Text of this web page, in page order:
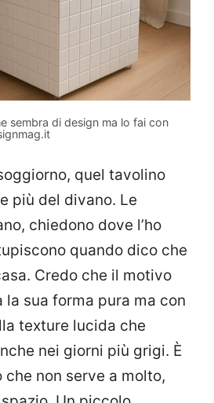
sembra di design ma lo fai con
quel tavolino
più del divano. Le
chiedono dove l’ho
quando dico che
Credo che il motivo
la sua forma pura ma con
texture lucida che
nei giorni più grigi. È
non serve a molto,